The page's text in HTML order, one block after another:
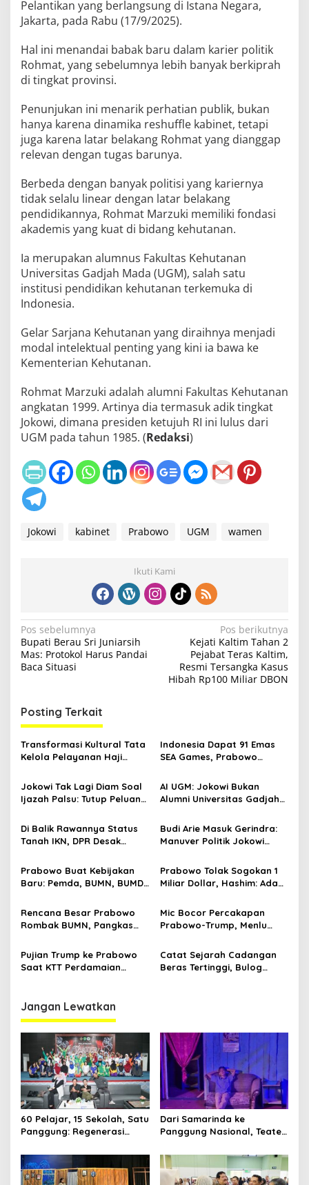
Pelantikan yang berlangsung di Istana Negara,
Jakarta, pada Rabu (17/9/2025).
Hal ini menandai babak baru dalam karier politik
Rohmat, yang sebelumnya lebih banyak berkiprah
di tingkat provinsi.
Penunjukan ini menarik perhatian publik, bukan
hanya karena dinamika reshuffle kabinet, tetapi
juga karena latar belakang Rohmat yang dianggap
relevan dengan tugas barunya.
Berbeda dengan banyak politisi yang kariernya
tidak selalu linear dengan latar belakang
pendidikannya, Rohmat Marzuki memiliki fondasi
akademis yang kuat di bidang kehutanan.
Ia merupakan alumnus Fakultas Kehutanan
Universitas Gadjah Mada (UGM), salah satu
institusi pendidikan kehutanan terkemuka di
Indonesia.
Gelar Sarjana Kehutanan yang diraihnya menjadi
modal intelektual penting yang kini ia bawa ke
Kementerian Kehutanan.
Rohmat Marzuki adalah alumni Fakultas Kehutanan
angkatan 1999. Artinya dia termasuk adik tingkat
Jokowi, dimana presiden ketujuh RI ini lulus dari
UGM pada tahun 1985. (Redaksi)
Jokowi kabinet Prabowo UGM wamen
Ikuti Kami
N
a
v
g
a
s
p
o
s
Pos sebelumnya
Bupati Berau Sri Juniarsih
Mas: Protokol Harus Pandai
Baca Situasi
Pos berikutnya
Kejati Kaltim Tahan 2
Pejabat Teras Kaltim,
Resmi Tersangka Kasus
Hibah Rp100 Miliar DBON
Posting Terkait
Transformasi Kultural Tata
Kelola Pelayanan Haji
Indonesia Dapat 91 Emas
SEA Games, Prabowo
Mikir Bonus
Jokowi Tak Lagi Diam Soal
Ijazah Palsu: Tutup Peluang
Dalang
AI UGM: Jokowi Bukan
Alumni Universitas Gadjah
Di Balik Rawannya Status
Tanah IKN, DPR Desak
Budi Arie Masuk Gerindra:
Manuver Politik Jokowi
Prabowo
Prabowo Buat Kebijakan
Baru: Pemda, BUMN, BUMD
Pusat
Prabowo Tolak Sogokan 1
Miliar Dollar, Hashim: Ada
Presiden
Rencana Besar Prabowo
Rombak BUMN, Pangkas
Negara
Mic Bocor Percakapan
Prabowo-Trump, Menlu
Lah Ya
Pujian Trump ke Prabowo
Saat KTT Perdamaian
Catat Sejarah Cadangan
Beras Tertinggi, Bulog
Jangan Lewatkan
60 Pelajar, 15 Sekolah, Satu
Panggung: Regenerasi
Jalannya
Dari Samarinda ke
Panggung Nasional, Teater
Kalimantan ke FTRN ISI
Yogyakarta